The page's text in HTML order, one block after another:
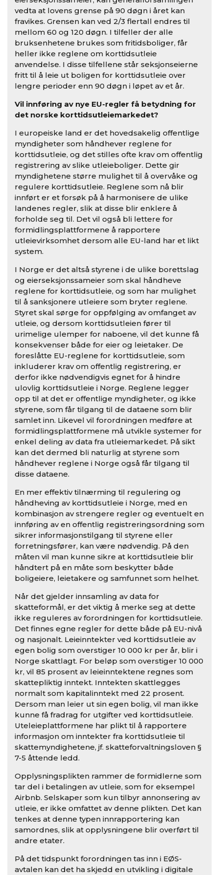
vedta at lovens grense på 90 døgn i året kan
fravikes. Grensen kan ved 2/3 flertall endres til
mellom 60 og 120 døgn. I tilfeller der alle
bruksenhetene brukes som fritidsboliger, får
heller ikke reglene om korttidsutleie
anvendelse. I disse tilfellene står seksjonseierne
fritt til å leie ut boligen for korttidsutleie over
lengre perioder enn 90 døgn i løpet av et år.
Vil innføring av nye EU-regler få betydning for
det norske korttidsutleiemarkedet?
I europeiske land er det hovedsakelig offentlige
myndigheter som håndhever reglene for
korttidsutleie, og det stilles ofte krav om offentlig
registrering av slike utleieboliger. Dette gir
myndighetene større mulighet til å overvåke og
regulere korttidsutleie. Reglene som nå blir
innført er et forsøk på å harmonisere de ulike
landenes regler, slik at disse blir enklere å
forholde seg til. Det vil også bli lettere for
formidlingsplattformene å rapportere
utleievirksomhet dersom alle EU-land har et likt
system.
I Norge er det altså styrene i de ulike borettslag
og eierseksjonssameier som skal håndheve
reglene for korttidsutleie, og som har mulighet
til å sanksjonere utleiere som bryter reglene.
Styret skal sørge for oppfølging av omfanget av
utleie, og dersom korttidsutleien fører til
urimelige ulemper for naboene, vil det kunne få
konsekvenser både for eier og leietaker. De
foreslåtte EU-reglene for korttidsutleie, som
inkluderer krav om offentlig registrering, er
derfor ikke nødvendigvis egnet for å hindre
ulovlig korttidsutleie i Norge. Reglene legger
opp til at det er offentlige myndigheter, og ikke
styrene, som får tilgang til de dataene som blir
samlet inn. Likevel vil forordningen medføre at
formidlingsplattformene må utvikle systemer for
enkel deling av data fra utleiemarkedet. På sikt
kan det dermed bli naturlig at styrene som
håndhever reglene i Norge også får tilgang til
disse dataene.
En mer effektiv tilnærming til regulering og
håndheving av korttidsutleie i Norge, med en
kombinasjon av strengere regler og eventuelt en
innføring av en offentlig registreringsordning som
sikrer informasjonstilgang til styrene eller
forretningsfører, kan være nødvendig. På den
måten vil man kunne sikre at korttidsutleie blir
håndtert på en måte som beskytter både
boligeiere, leietakere og samfunnet som helhet.
Når det gjelder innsamling av data for
skatteformål, er det viktig å merke seg at dette
ikke reguleres av forordningen for korttidsutleie.
Det finnes egne regler for dette både på EU-nivå
og nasjonalt. Leieinntekter ved korttidsutleie av
egen bolig som overstiger 10 000 kr per år, blir i
Norge skattlagt. For beløp som overstiger 10 000
kr, vil 85 prosent av leieinntektene regnes som
skattepliktig inntekt. Inntekten skattlegges
normalt som kapitalinntekt med 22 prosent.
Dersom man leier ut sin egen bolig, vil man ikke
kunne få fradrag for utgifter ved korttidsutleie.
Uteleieplattformene har plikt til å rapportere
informasjon om inntekter fra korttidsutleie til
skattemyndighetene, jf. skatteforvaltningsloven §
7-5 åttende ledd.
Opplysningsplikten rammer de formidlerne som
tar del i betalingen av utleie, som for eksempel
Airbnb. Selskaper som kun tilbyr annonsering av
utleie, er ikke omfattet av denne plikten. Det kan
tenkes at denne typen innrapportering kan
samordnes, slik at opplysningene blir overført til
andre etater.
På det tidspunkt forordningen tas inn i EØS-
avtalen kan det ha skjedd en utvikling i digitale